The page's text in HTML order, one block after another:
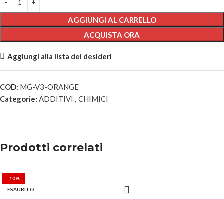
AGGIUNGI AL CARRELLO
ACQUISTA ORA
Aggiungi alla lista dei desideri
COD: MG-V3-ORANGE
Categorie: ADDITIVI , CHIMICI
Prodotti correlati
-10%
ESAURITO